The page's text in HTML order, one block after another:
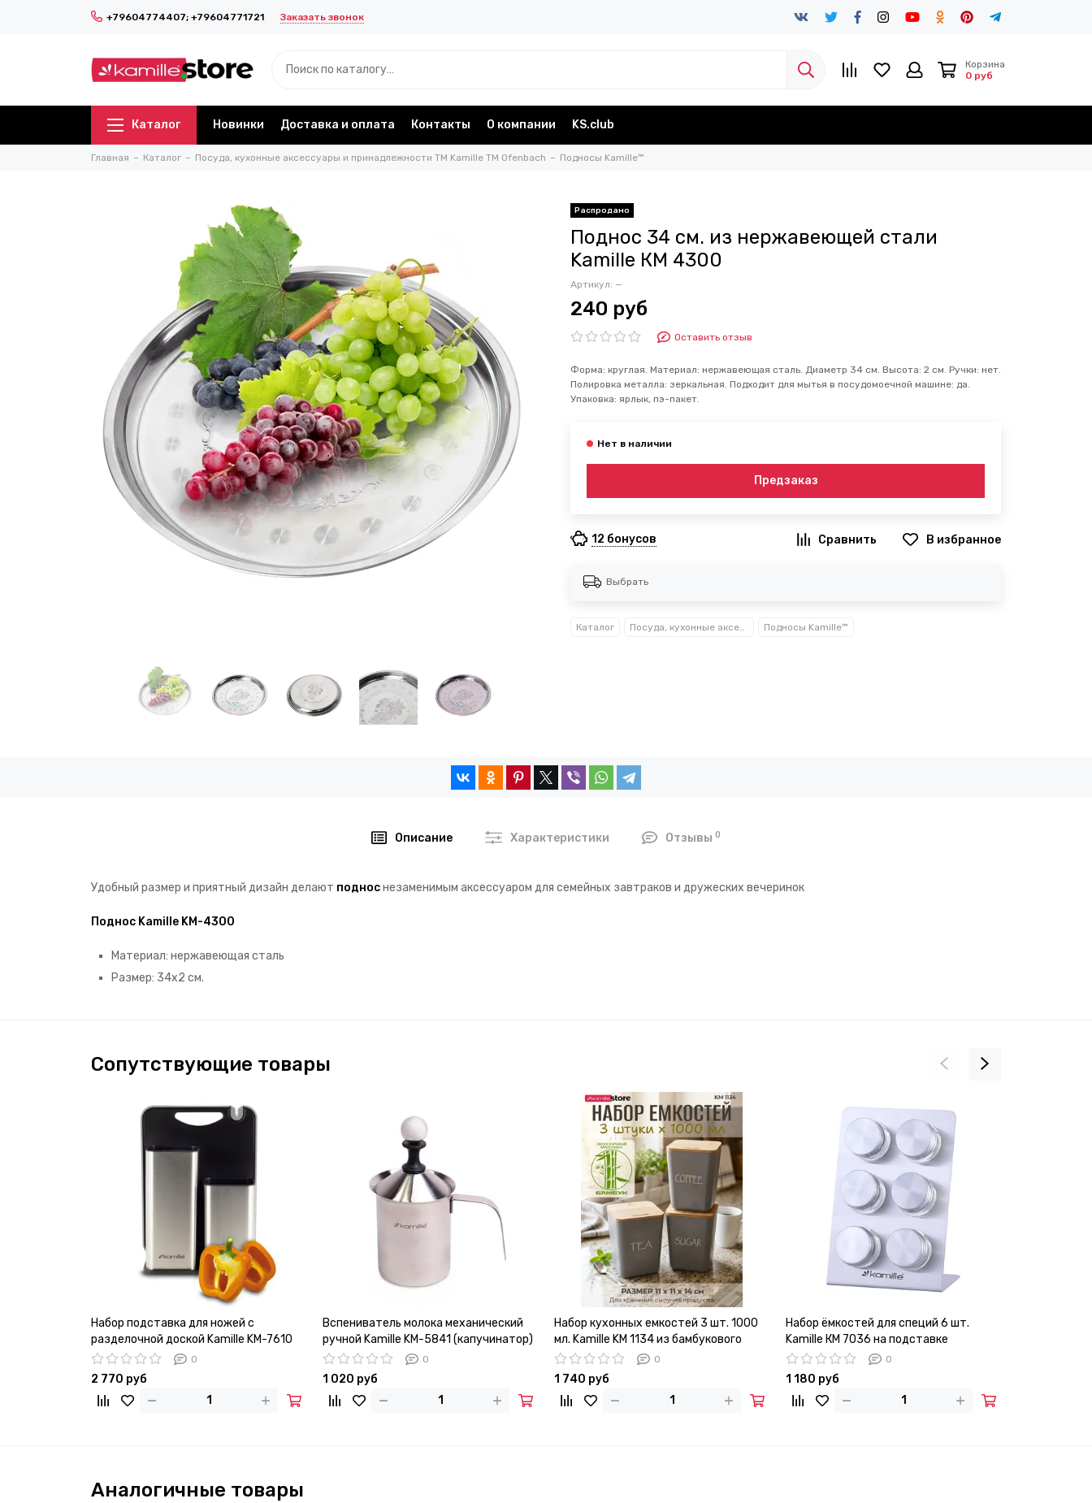
+79604774407; +79604771721 Заказать звонок
Корзина
0 руб
Каталог Новинки Доставка и оплата Контакты О компании KS.club
Главная Каталог Посуда, кухонные аксессуары и принадлежности TM Kamille TM Ofenbach Подносы Kamille™
Поднос 34 см. из нержавеющей стали
Kamille КМ 4300
Артикул: —
240 руб
Оставить отзыв
Форма: круглая. Материал: нержавеющая сталь. Диаметр 34 см. Высота: 2 см. Ручки: нет.
Полировка металла: зеркальная. Подходит для мытья в посудомоечной машине: да.
Упаковка: ярлык, пэ-пакет.
Предзаказ
12 бонусов В избранное
Выбрать
Каталог Посуда, кухонные аксессуары и принадлежности TM Kamille TM Ofenbach Подносы Kamille™
Описание Характеристики Отзывы 0
Удобный размер и приятный дизайн делают подноснезаменимым аксессуаром для семейных завтраков и дружеских вечеринок
Поднос Kamille KM-4300
Материал: нержавеющая сталь
Размер: 34х2 см.
Сопутствующие товары
Набор подставка для ножей с
разделочной доской Kamille KM-7610
0
2 770 руб
Вспениватель молока механический
ручной Kamille KM-5841 (капучинатор)
0
1 020 руб
Набор кухонных емкостей 3 шт. 1000
мл. Kamille KM 1134 из бамбукового
волокна с крышками
0
1 740 руб
Набор ёмкостей для специй 6 шт.
Kamille КМ 7036 на подставке
0
1 180 руб
Аналогичные товары